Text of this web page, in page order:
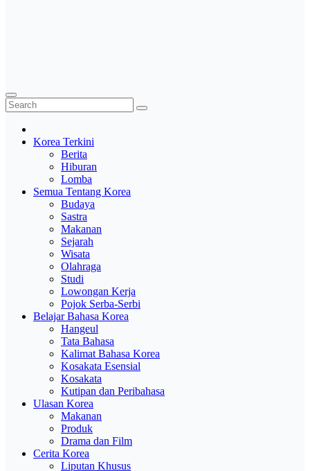
Korea Terkini
Berita
Hiburan
Lomba
Semua Tentang Korea
Budaya
Sastra
Makanan
Sejarah
Wisata
Olahraga
Studi
Lowongan Kerja
Pojok Serba-Serbi
Belajar Bahasa Korea
Hangeul
Tata Bahasa
Kalimat Bahasa Korea
Kosakata Esensial
Kosakata
Kutipan dan Peribahasa
Ulasan Korea
Makanan
Produk
Drama dan Film
Cerita Korea
Liputan Khusus